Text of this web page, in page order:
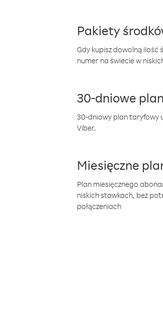
Pakiety
Gdy kupisz dowolną
numer na świecie w
30-dniowe
30-dniowy plan taryfowy
Viber.
Miesięczne
Plan miesięcznego
niskich stawkach, bez
połączeniach